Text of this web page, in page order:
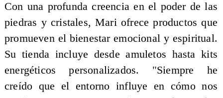
Con una profunda creencia en el poder de las
piedras y cristales, Mari ofrece productos que
promueven el bienestar emocional y espiritual.
Su tienda incluye desde amuletos hasta kits
energéticos personalizados. "Siempre he
creído que el entorno influye en cómo nos